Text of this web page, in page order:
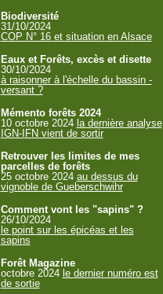
Biodiversité
31/10/2024
COP N° 16 et situation en Alsace
Eaux et Forêts, excès et disette
30/10/2024
à raisonner à l'échelle du bassin -
versant ?
Mémento forêts 2024
10 octobre 2024 la dernière analyse
IGN-IFN vient de sortir
Retrouver les limites de mes
parcelles de forêts
25 octobre 2024 au dessus du
vignoble de Gueberschwihr
Comment vont les "sapins" ?
26/10/2024
le point sur les épicéas et les
sapins
Forêt Magazine
octobre 2024 le dernier numéro est
de sortie